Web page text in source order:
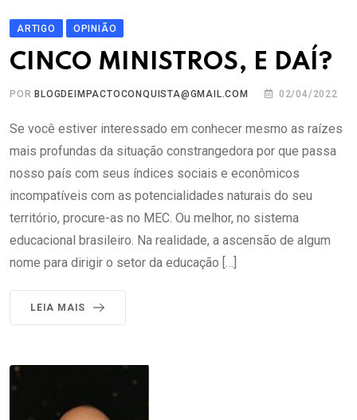
ARTIGO OPINIÃO
CINCO MINISTROS, E DAÍ?
POR BLOGDEIMPACTOCONQUISTA@GMAIL.COM 02/04/2022
Se você estiver interessado em conhecer mesmo as raízes
mais profundas da situação constrangedora por que passa
nosso país com seus índices sociais e econômicos
incompatíveis com as potencialidades naturais do seu
território, procure-as no MEC. Ou melhor, no sistema
educacional brasileiro. Na realidade, a ascensão de algum
nome para dirigir o setor da educação […]
LEIA MAIS